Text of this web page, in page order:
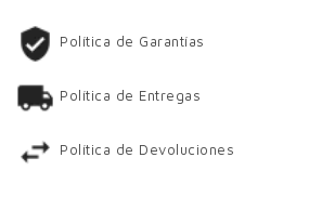
Política de Garantías
Política de Entregas
Política de Devoluciones